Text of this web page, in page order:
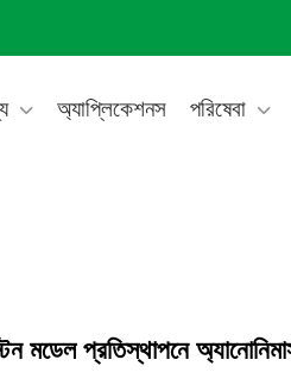
অ্যাপ্লিকেশনস পরিষেবা
মডেল প্রতিস্থাপনে